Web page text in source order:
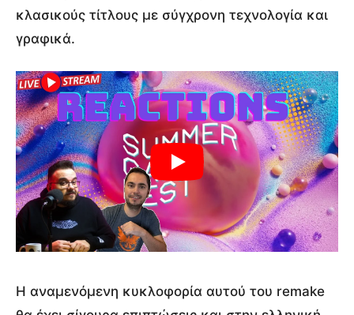
κλασικούς τίτλους με σύγχρονη τεχνολογία και
γραφικά.
Η αναμενόμενη κυκλοφορία αυτού του remake